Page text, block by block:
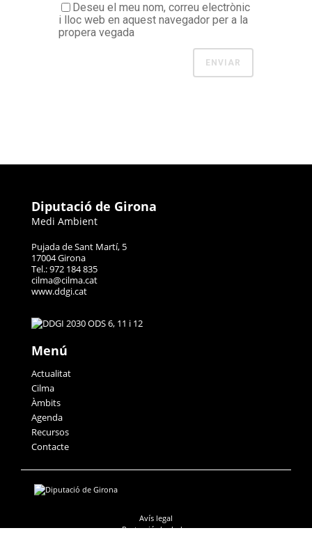
Deseu el meu nom, correu electrònic
i lloc web en aquest navegador per a la
propera vegada
Diputació de Girona
Medi Ambient
Pujada de Sant Martí, 5
17004 Girona
Tel.: 972 184 835
cilma@cilma.cat
www.ddgi.cat
Menú
Actualitat
Cilma
Àmbits
Agenda
Recursos
Contacte
Avís legal
Protecció de dades